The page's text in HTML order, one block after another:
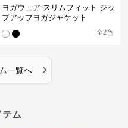
ヨガウェア スリムフィット ジッ
プアップヨガジャケット
全2色
一覧へ ›
テム